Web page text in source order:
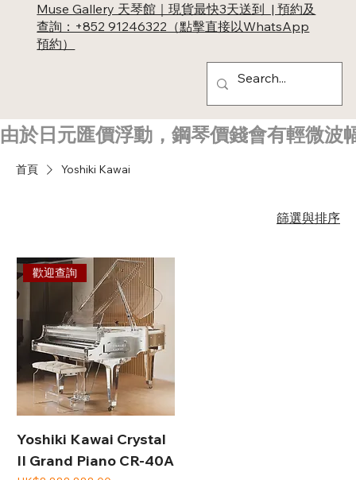
Muse Gallery 天琴館｜現貨最快3天送到 | 預約及
查詢：+852 91246322（點擊直接以WhatsApp
預約）
由於日元匯價浮動，鋼琴價錢會有輕微波
首頁 Yoshiki Kawai
篩選與排序
歡迎查詢
Yoshiki Kawai Crystal
II Grand Piano CR-40A